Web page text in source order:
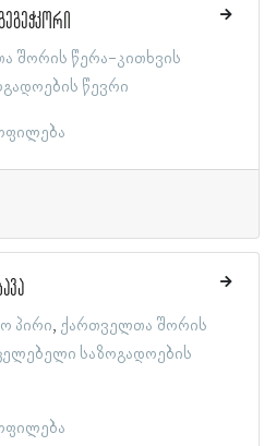
შორის წერა-კითხვის
წევრი
პირი ქართველთა შორის
საზოგადოების